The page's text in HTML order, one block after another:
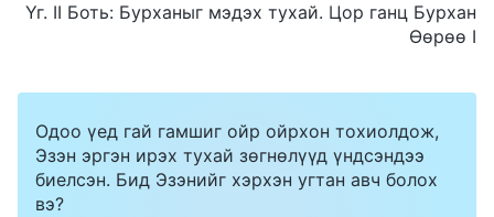
Үг. II Боть: Бурханыг мэдэх тухай. Цор ганц Бурхан
Өөрөө I
Одоо үед гай гамшиг ойр ойрхон тохиолдож,
Эзэн эргэн ирэх тухай зөгнөлүүд үндсэндээ
биелсэн. Бид Эзэнийг хэрхэн угтан авч болох
вэ?